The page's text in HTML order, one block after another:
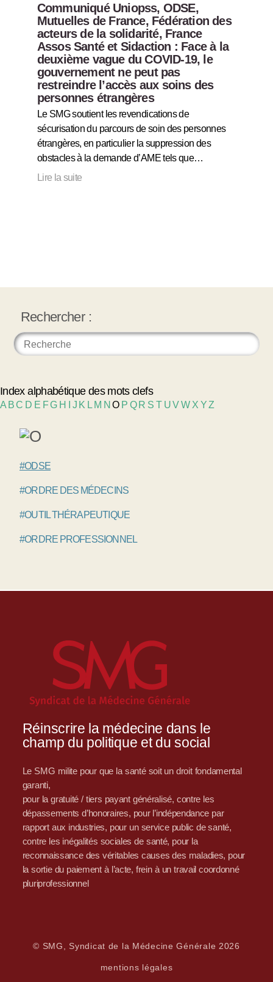
Communiqué Uniopss, ODSE,
Mutuelles de France, Fédération des
acteurs de la solidarité, France
Assos Santé et Sidaction : Face à la
deuxième vague du COVID-19, le
gouvernement ne peut pas
restreindre l’accès aux soins des
personnes étrangères
Le SMG soutient les revendications de
sécurisation du parcours de soin des personnes
étrangères, en particulier la suppression des
obstacles à la demande d’AME tels que…
Lire la suite
Rechercher :
Index alphabétique des mots clefs
A BC D E FG H J K L M NO P Q R S T UVW X YZ
#ODSE
#ORDRE DES MÉDECINS
#OUTIL THÉRAPEUTIQUE
#ORDRE PROFESSIONNEL
Réinscrire la médecine dans le
champ du politique et du social
Le SMG milite pour que la santé soit un droit fondamental
garanti,
pour la gratuité / tiers payant généralisé, contre les
dépassements d’honoraires, pour l’indépendance par
rapport aux industries, pour un service public de santé,
contre les inégalités sociales de santé, pour la
reconnaissance des véritables causes des maladies, pour
la sortie du paiement à l’acte, frein à un travail coordonné
pluriprofessionnel
© SMG, Syndicat de la Médecine Générale 2026
mentions légales